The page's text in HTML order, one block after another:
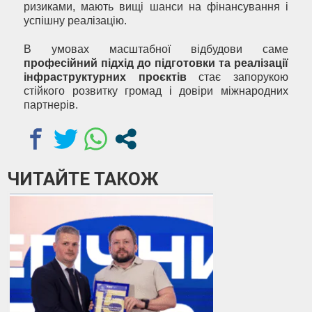
ризиками, мають вищі шанси на фінансування і
успішну реалізацію.
В умовах масштабної відбудови саме
професійний підхід до підготовки та реалізації
інфраструктурних проєктівстає запорукою
стійкого розвитку громад і довіри міжнародних
партнерів.
ЧИТАЙТЕ ТАКОЖ